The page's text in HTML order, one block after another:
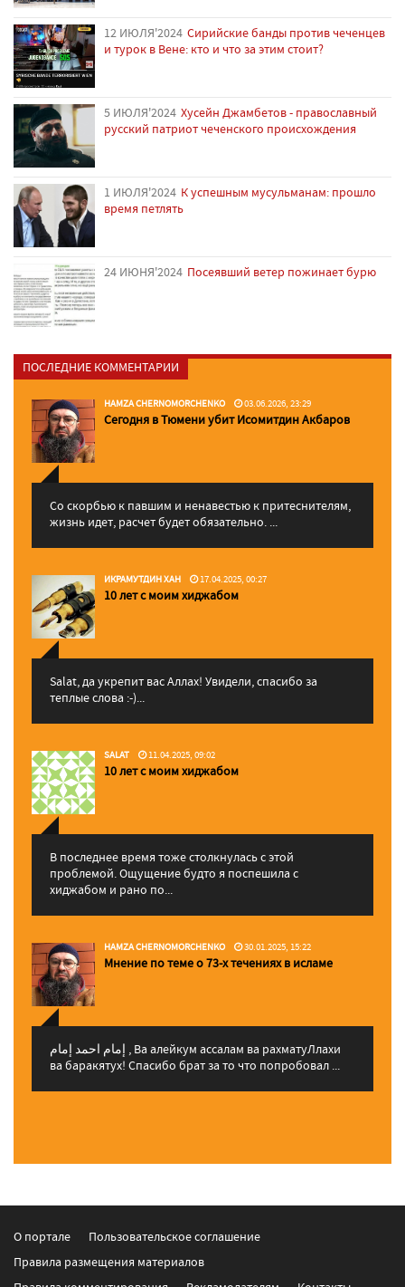
12 ИЮЛЯ'2024 Сирийские банды против чеченцев
и турок в Вене: кто и что за этим стоит?
5 ИЮЛЯ'2024 Хусейн Джамбетов - православный
русский патриот чеченского происхождения
1 ИЮЛЯ'2024 К успешным мусульманам: прошло
время петлять
24 ИЮНЯ'2024 Посеявший ветер пожинает бурю
ПОСЛЕДНИЕ КОММЕНТАРИИ
HAMZA CHERNOMORCHENKO 03.06.2026, 23:29
Сегодня в Тюмени убит Исомитдин Акбаров
Со скорбью к павшим и ненавестью к притеснителям,
жизнь идет, расчет будет обязательно. ...
ИКРАМУТДИН ХАН 17.04.2025, 00:27
10 лет с моим хиджабом
Salat, да укрепит вас Аллаx! Увидели, спасибо за
теплые слова :-)...
SALAT 11.04.2025, 09:02
10 лет с моим хиджабом
В последнее время тоже столкнулась с этой
проблемой. Ощущение будто я поспешила с
хиджабом и рано по...
HAMZA CHERNOMORCHENKO 30.01.2025, 15:22
Мнение по теме о 73-х течениях в исламе
إمام احمد إمام , Ва алейкум ассалам ва рахматуЛлахи
ва баракятух! Спасибо брат за то что попробовал ...
О портале
Пользовательское соглашение
Правила размещения материалов